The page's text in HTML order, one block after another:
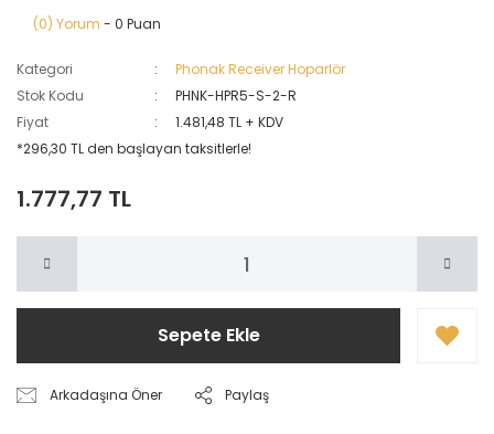
(0) Yorum - 0 Puan
Kategori
Phonak Receiver Hoparlör
Stok Kodu
PHNK-HPR5-S-2-R
Fiyat
1.481,48 TL + KDV
*296,30 TL den başlayan taksitlerle!
1.777,77 TL
Sepete Ekle
Arkadaşına Öner Paylaş